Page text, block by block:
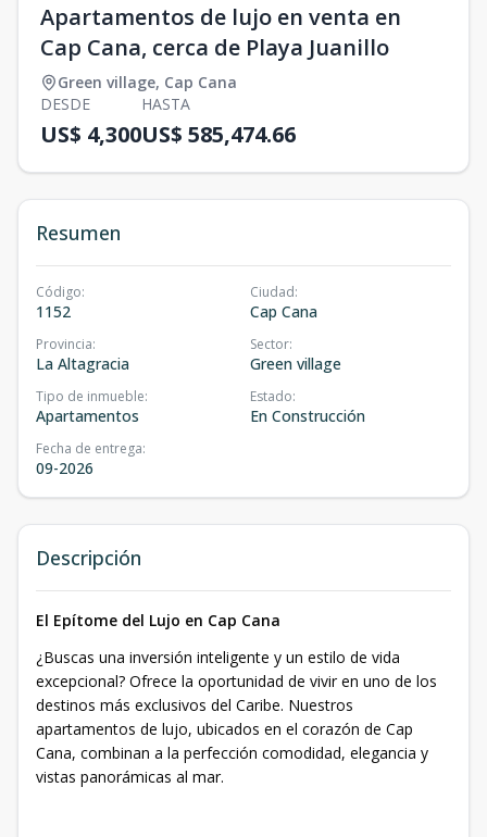
Apartamentos de lujo en venta en
Cap Cana, cerca de Playa Juanillo
Green village, Cap Cana
DESDE
US$ 4,300
HASTA
US$ 585,474.66
Resumen
Código:
1152
Ciudad:
Cap Cana
Provincia:
La Altagracia
Sector:
Green village
Tipo de inmueble:
Apartamentos
Estado:
En Construcción
Fecha de entrega:
09-2026
Descripción
El Epítome del Lujo en Cap Cana
¿Buscas una inversión inteligente y un estilo de vida
excepcional? Ofrece la oportunidad de vivir en uno de los
destinos más exclusivos del Caribe. Nuestros
apartamentos de lujo, ubicados en el corazón de Cap
Cana, combinan a la perfección comodidad, elegancia y
vistas panorámicas al mar.